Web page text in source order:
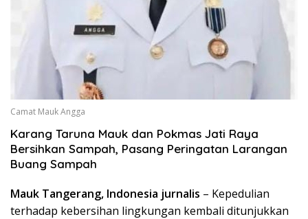
Camat Mauk Angga
Karang Taruna Mauk dan Pokmas Jati Raya
Bersihkan Sampah, Pasang Peringatan Larangan
Buang Sampah
Mauk Tangerang, Indonesia jurnalis – Kepedulian
terhadap kebersihan lingkungan kembali ditunjukkan